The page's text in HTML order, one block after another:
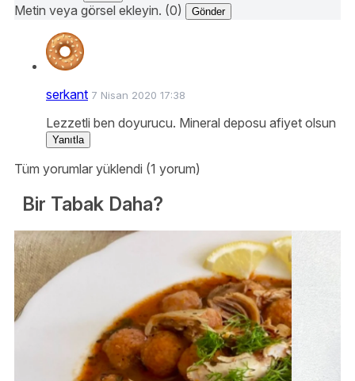
Metin veya görsel ekleyin. (0) Gönder
serkant 7 Nisan 2020 17:38
Lezzetli ben doyurucu. Mineral deposu afiyet olsun
Yanıtla
Tüm yorumlar yüklendi (1 yorum)
Bir Tabak Daha?